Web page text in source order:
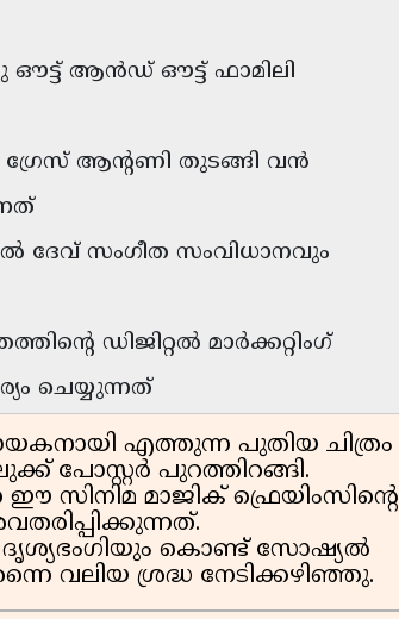
ഔട്ട് ആൻഡ് ഔട്ട് ഫാമിലി
ഗ്രേസ് ആന്റണി തുടങ്ങി വൻ
സംഗീത സംവിധാനവും
ഡിജിറ്റൽ മാർക്കറ്റിംഗ്
ചെയ്യുന്നത്
എത്തുന്ന പുതിയ ചിത്രം
പോസ്റ്റർ പുറത്തിറങ്ങി.
സിനിമ മാജിക് ഫ്രെയിംസിൻ്റെ
ദൃശ്യഭംഗിയും കൊണ്ട് സോഷ്യൽ
വലിയ ശ്രദ്ധ നേടിക്കഴിഞ്ഞു.